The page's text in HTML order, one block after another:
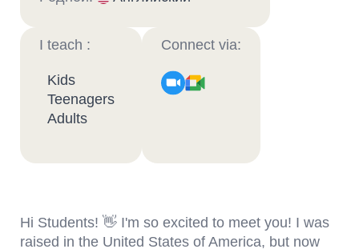
I teach :
Kids
Teenagers
Adults
Connect via:
Hi Students! 👋 I'm so excited to meet you! I was
raised in the United States of America, but now